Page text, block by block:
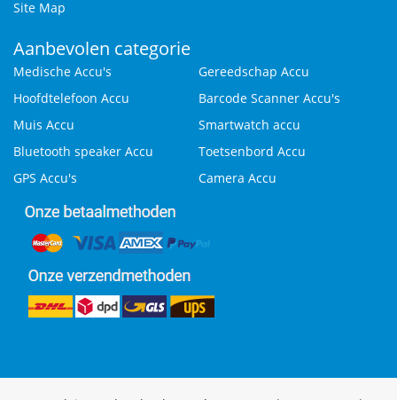
Site Map
Aanbevolen categorie
Medische Accu's
Gereedschap Accu
Hoofdtelefoon Accu
Barcode Scanner Accu's
Muis Accu
Smartwatch accu
Bluetooth speaker Accu
Toetsenbord Accu
GPS Accu's
Camera Accu